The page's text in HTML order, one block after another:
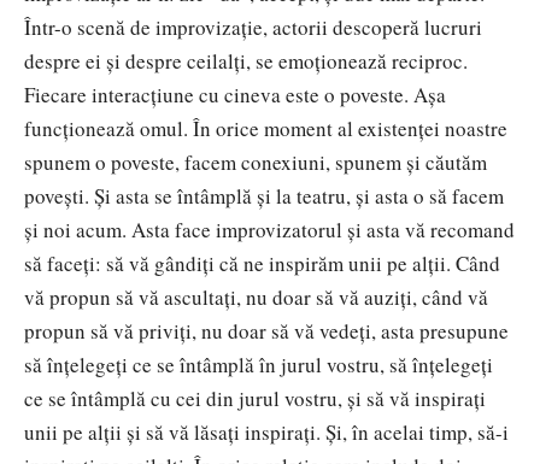
Într-o scenă de improvizație, actorii descoperă lucruri
despre ei și despre ceilalți, se emoționează reciproc.
Fiecare interacțiune cu cineva este o poveste. Așa
funcționează omul. În orice moment al existenței noastre
spunem o poveste, facem conexiuni, spunem și căutăm
povești. Și asta se întâmplă și la teatru, și asta o să facem
și noi acum. Asta face improvizatorul și asta vă recomand
să faceți: să vă gândiți că ne inspirăm unii pe alții. Când
vă propun să vă ascultați, nu doar să vă auziți, când vă
propun să vă priviți, nu doar să vă vedeți, asta presupune
să înțelegeți ce se întâmplă în jurul vostru, să înțelegeți
ce se întâmplă cu cei din jurul vostru, și să vă inspirați
unii pe alții și să vă lăsați inspirați. Și, în acelai timp, să-i